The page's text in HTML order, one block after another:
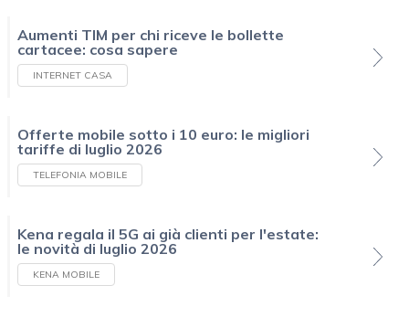
Aumenti TIM per chi riceve le bollette
cartacee: cosa sapere
INTERNET CASA
Offerte mobile sotto i 10 euro: le migliori
tariffe di luglio 2026
TELEFONIA MOBILE
Kena regala il 5G ai già clienti per l'estate:
le novità di luglio 2026
KENA MOBILE